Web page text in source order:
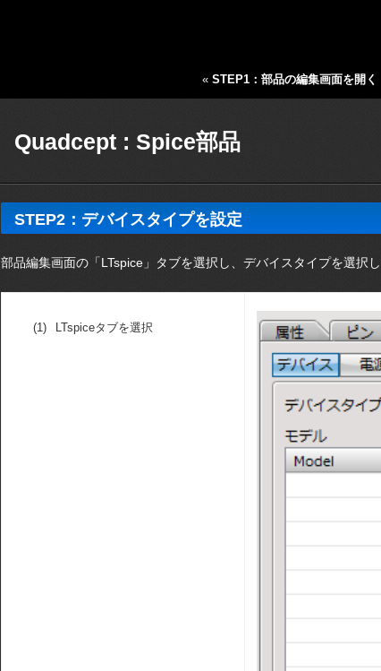
« STEP1：部品の編集画面を開く
Quadcept : Spice部品
STEP2：デバイスタイプを設定
部品編集画面の「LTspice」タブを選択し、デバイスタイプを選択し
(1) LTspiceタブを選択